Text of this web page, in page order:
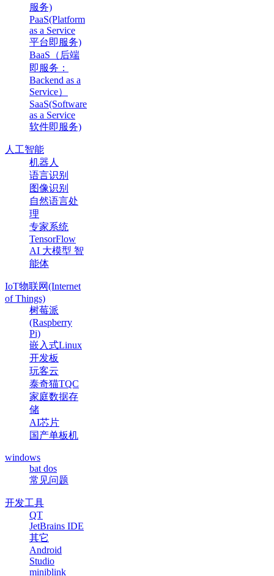
服务)
PaaS(Platform
as a Service
平台即服务)
BaaS（后端
即服务：
Backend as a
Service）
SaaS(Software
as a Service
软件即服务)
人工智能
机器人
语言识别
图像识别
自然语言处
理
专家系统
TensorFlow
AI 大模型 智
能体
IoT物联网(Internet
of Things)
树莓派
(Raspberry
Pi)
嵌入式Linux
开发板
玩客云
泰奇猫TQC
家庭数据存
储
AI芯片
国产单板机
windows
bat dos
常见问题
开发工具
QT
JetBrains IDE
其它
Android
Studio
miniblink